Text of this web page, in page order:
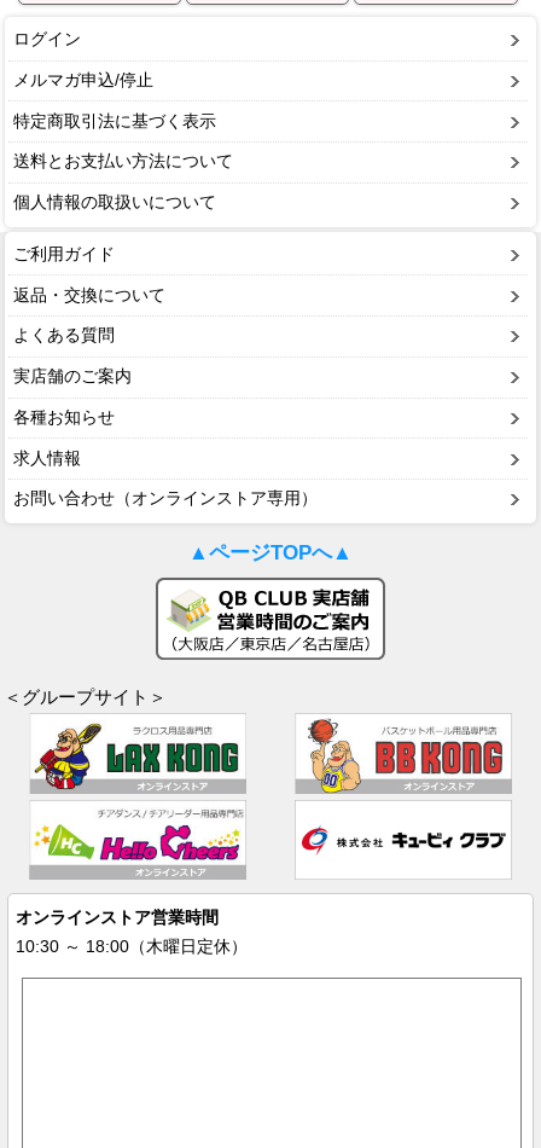
ログイン
メルマガ申込/停止
特定商取引法に基づく表示
送料とお支払い方法について
個人情報の取扱いについて
ご利用ガイド
返品・交換について
よくある質問
実店舗のご案内
各種お知らせ
求人情報
お問い合わせ（オンラインストア専用）
▲ページTOPへ▲
＜グループサイト＞
オンラインストア営業時間
10:30 ～ 18:00（木曜日定休）